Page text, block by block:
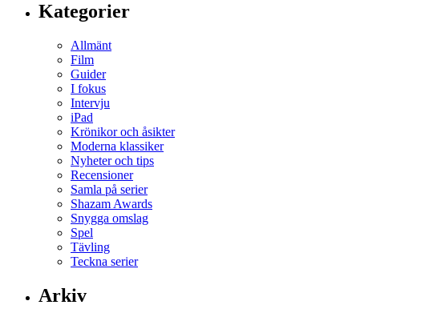
Kategorier
Allmänt
Film
Guider
I fokus
Intervju
iPad
Krönikor och åsikter
Moderna klassiker
Nyheter och tips
Recensioner
Samla på serier
Shazam Awards
Snygga omslag
Spel
Tävling
Teckna serier
Arkiv